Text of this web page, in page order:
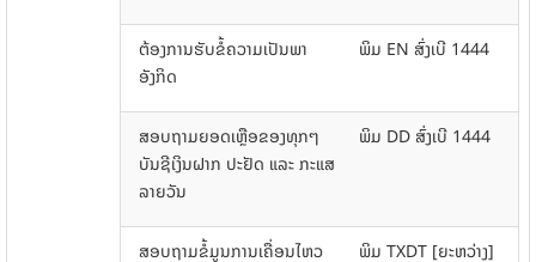
ຕ້ອງການຮັບຂໍ້ຄວາມເປັນພາ
ອັງກິດ
ພິມ EN ສົ່ງເບີ 1444
ສອບຖາມຍອດເຫຼືອຂອງທຸກໆ
ບັນຊີເງິນຝາກ ປະຢັດ ແລະ ກະແສ
ລາຍວັນ
ພິມ DD ສົ່ງເບີ 1444
ສອບຖາມຂໍ້ມູນການເຄື່ອນໄຫວ
ພິມ TXDT [ຍະຫວ່າງ]